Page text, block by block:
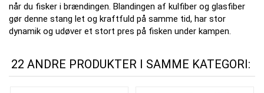
når du fisker i brændingen. Blandingen af ​​kulfiber og glasfiber
gør denne stang let og kraftfuld på samme tid, har stor
dynamik og udøver et stort pres på fisken under kampen.
22 ANDRE PRODUKTER I SAMME KATEGORI: